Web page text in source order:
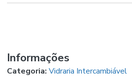
Informações
Categoria: Vidraria Intercambiável